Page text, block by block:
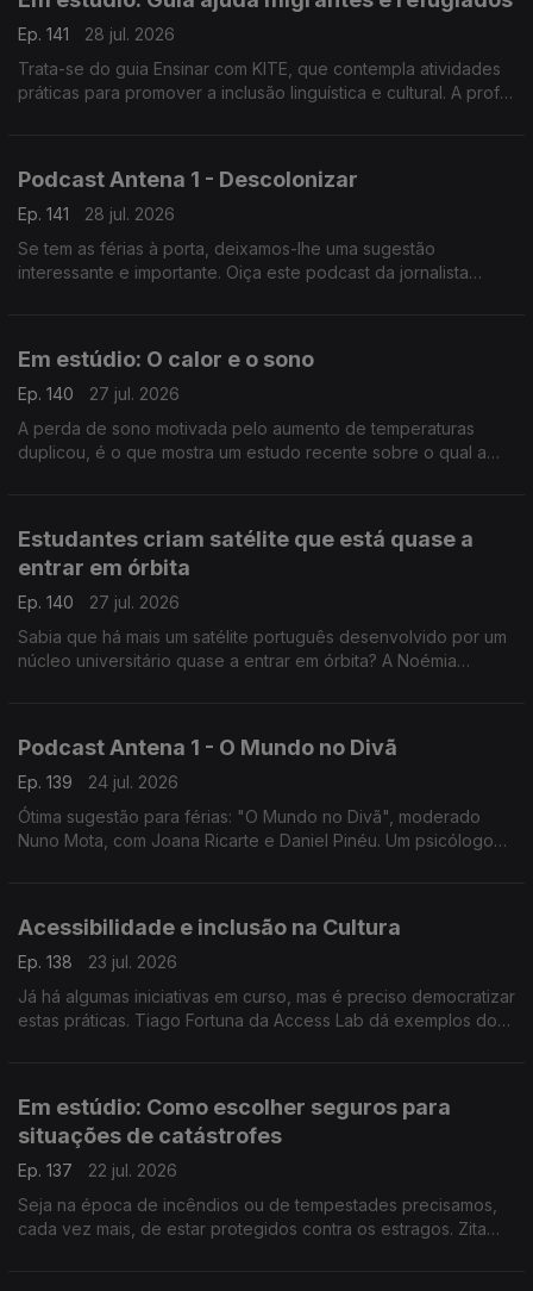
Ep. 141
28 jul. 2026
Trata-se do guia Ensinar com KITE, que contempla atividades
práticas para promover a inclusão linguística e cultural. A prof
Podcast Antena 1 - Descolonizar
Ep. 141
28 jul. 2026
Se tem as férias à porta, deixamos-lhe uma sugestão
interessante e importante. Oiça este podcast da jornalista
Em estúdio: O calor e o sono
Ep. 140
27 jul. 2026
A perda de sono motivada pelo aumento de temperaturas
duplicou, é o que mostra um estudo recente sobre o qual a
Estudantes criam satélite que está quase a
entrar em órbita
Ep. 140
27 jul. 2026
Sabia que há mais um satélite português desenvolvido por um
núcleo universitário quase a entrar em órbita? A Noémia
Podcast Antena 1 - O Mundo no Divã
Ep. 139
24 jul. 2026
Ótima sugestão para férias: "O Mundo no Divã", moderado
Nuno Mota, com Joana Ricarte e Daniel Pinéu. Um psicólogo
Acessibilidade e inclusão na Cultura
Ep. 138
23 jul. 2026
Já há algumas iniciativas em curso, mas é preciso democratizar
estas práticas. Tiago Fortuna da Access Lab dá exemplos do
Em estúdio: Como escolher seguros para
situações de catástrofes
Ep. 137
22 jul. 2026
Seja na época de incêndios ou de tempestades precisamos,
cada vez mais, de estar protegidos contra os estragos. Zita